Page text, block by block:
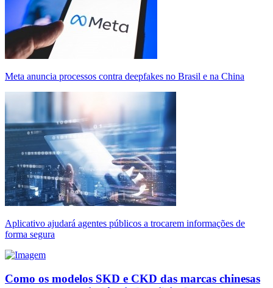
Meta anuncia processos contra deepfakes no Brasil e na China
Aplicativo ajudará agentes públicos a trocarem informações de
forma segura
Como os modelos SKD e CKD das marcas chinesas